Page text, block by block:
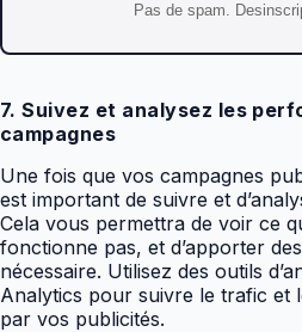
Pas de spam.
7. Suivez et analysez les
campagnes
Une fois que vos campagnes
est important de suivre et
Cela vous permettra de voir ce
fonctionne pas, et d’apporter
nécessaire. Utilisez des outils
Analytics pour suivre le trafic et
par vos publicités.